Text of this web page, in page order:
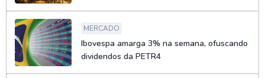
MERCADO
Ibovespa amarga 3% na semana, ofuscando
dividendos da PETR4